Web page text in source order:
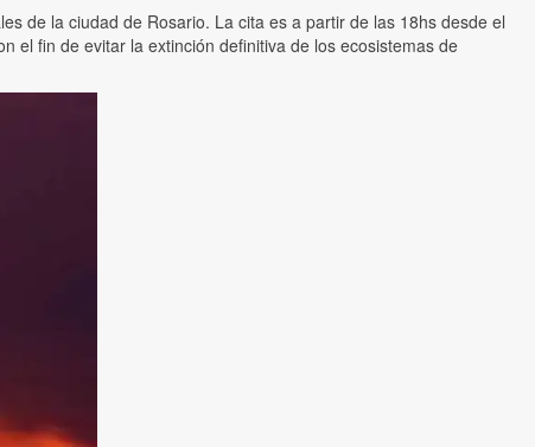
de la ciudad de Rosario. La cita es a partir de las 18hs desde el
el fin de evitar la extinción definitiva de los ecosistemas de